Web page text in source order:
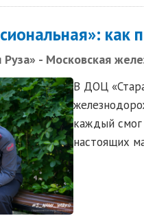
- Московская
В ДОЦ
каждый смог
настоящих